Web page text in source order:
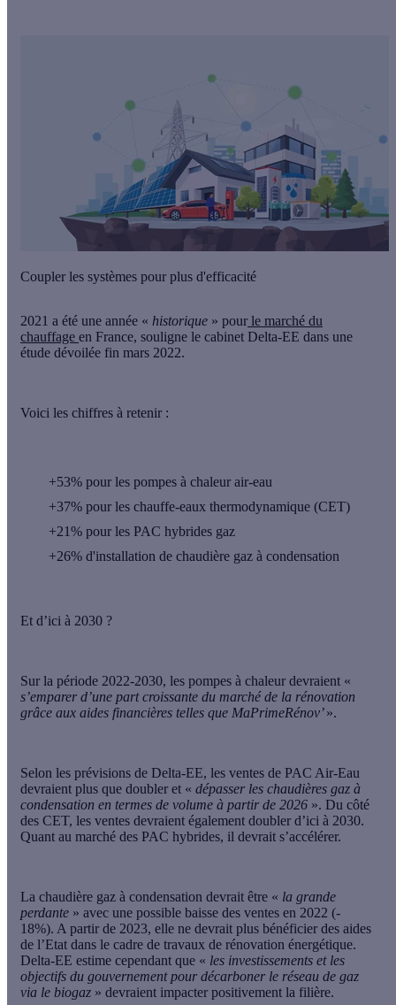
Coupler les systèmes pour plus d'efficacité
2021 a été une année « historique » pour le marché du
chauffage en France, souligne le cabinet Delta-EE dans une
étude dévoilée fin mars 2022.
Voici les chiffres à retenir :
+53% pour les pompes à chaleur air-eau
+37% pour les chauffe-eaux thermodynamique (CET)
+21% pour les PAC hybrides gaz
+26% d'installation de chaudière gaz à condensation
Et d’ici à 2030 ?
Sur la période 2022-2030, les pompes à chaleur devraient «
s’emparer d’une part croissante du marché de la rénovation
grâce aux aides financières telles que MaPrimeRénov’».
Selon les prévisions de Delta-EE, les ventes de PAC Air-Eau
devraient plus que doubler et « dépasser les chaudières gaz à
condensation en termes de volume à partir de 2026 ». Du côté
des CET, les ventes devraient également doubler d’ici à 2030.
Quant au marché des PAC hybrides, il devrait s’accélérer.
La chaudière gaz à condensation devrait être « la grande
perdante » avec une possible baisse des ventes en 2022 (-
18%). A partir de 2023, elle ne devrait plus bénéficier des aides
de l’Etat dans le cadre de travaux de rénovation énergétique.
Delta-EE estime cependant que « les investissements et les
objectifs du gouvernement pour décarboner le réseau de gaz
via le biogaz » devraient impacter positivement la filière.